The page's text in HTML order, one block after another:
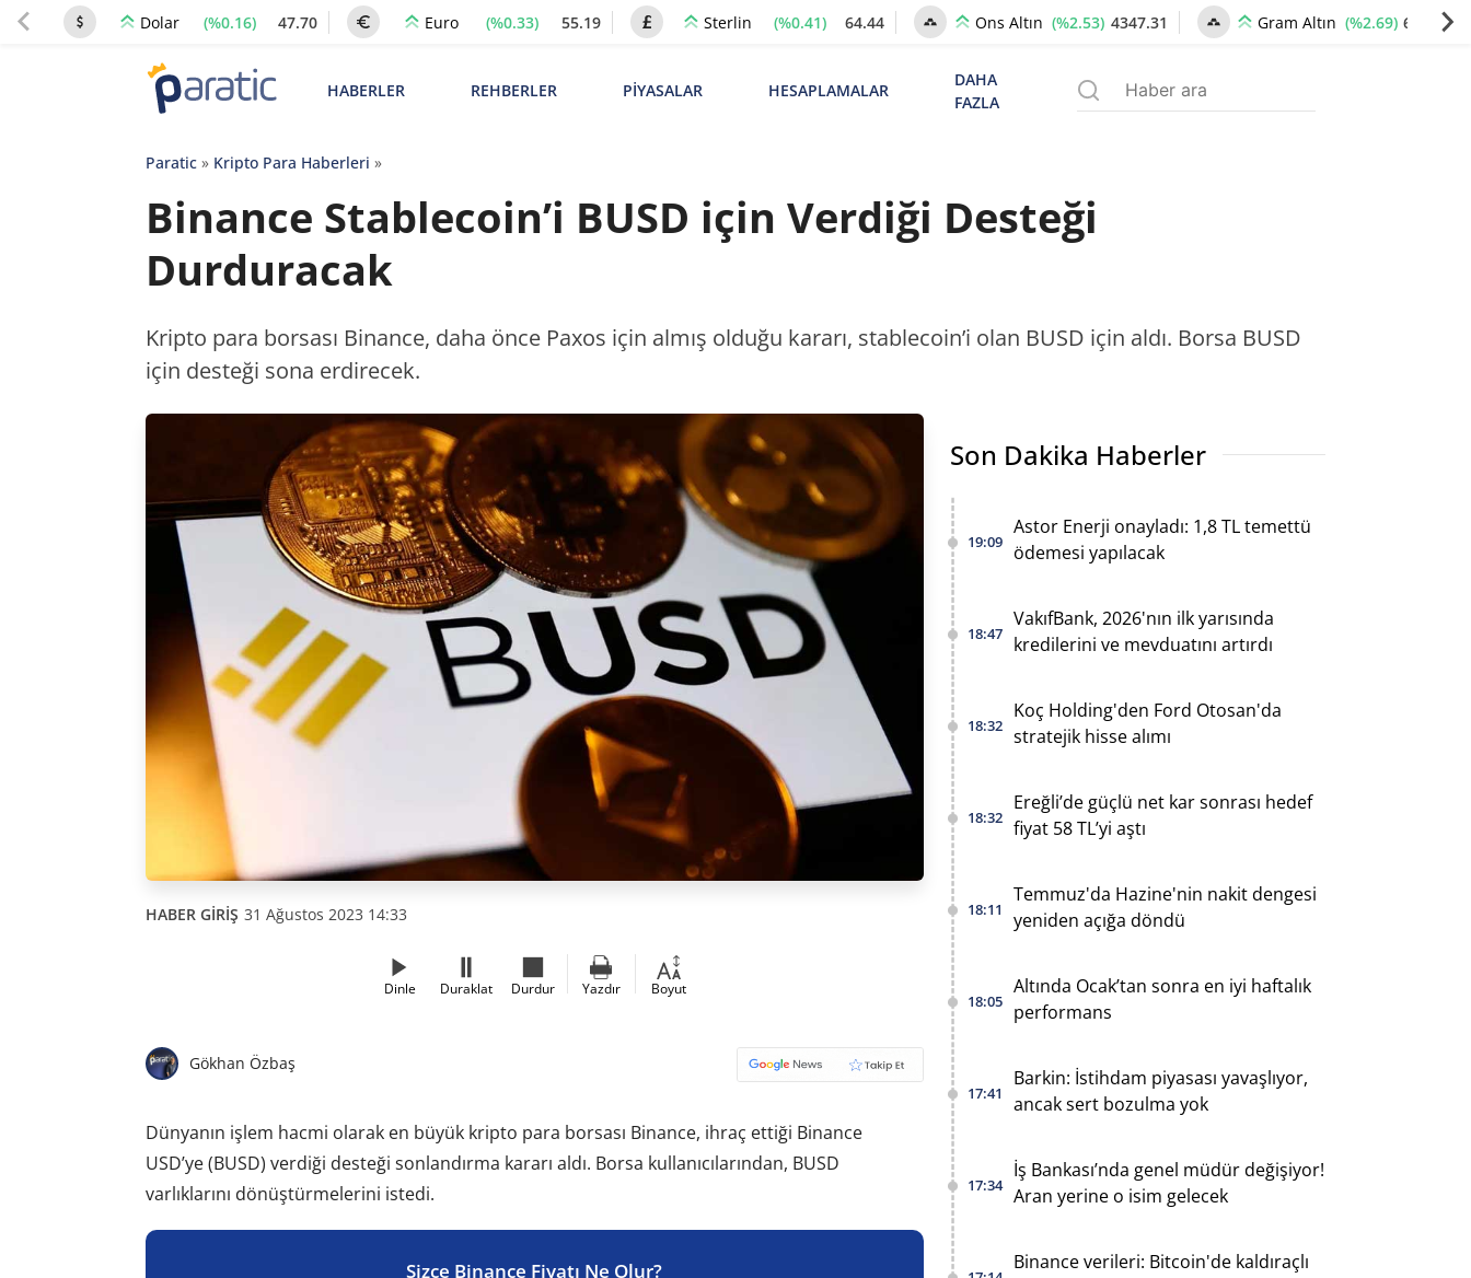
Dolar (%0.16) 47.70 Euro (%0.33) 55.19 Sterlin (%0.41) 64.44 Ons Altın (%2.53) 4347.31 Gram Altın (%2.69) 6667.44
HABERLER REHBERLER PİYASALAR HESAPLAMALAR
DAHA
FAZLA
Paratic» Kripto Para Haberleri »
Binance Stablecoin’i BUSD için Verdiği Desteği
Durduracak
Kripto para borsası Binance, daha önce Paxos için almış olduğu kararı, stablecoin’i olan BUSD için aldı. Borsa BUSD
için desteği sona erdirecek.
HABER GİRİŞ 31 Ağustos 2023 14:33
Dinle Duraklat Durdur Yazdır Boyut
Gökhan Özbaş
Dünyanın işlem hacmi olarak en büyük kripto para borsası Binance, ihraç ettiği Binance
USD’ye (BUSD) verdiği desteği sonlandırma kararı aldı. Borsa kullanıcılarından, BUSD
varlıklarını dönüştürmelerini istedi.
Sizce Binance Fiyatı Ne Olur?
Son Dakika Haberler
19:09
Astor Enerji onayladı: 1,8 TL temettü
ödemesi yapılacak
18:47
VakıfBank, 2026'nın ilk yarısında
kredilerini ve mevduatını artırdı
18:32
Koç Holding'den Ford Otosan'da
stratejik hisse alımı
18:32
Ereğli’de güçlü net kar sonrası hedef
fiyat 58 TL’yi aştı
18:11
Temmuz'da Hazine'nin nakit dengesi
yeniden açığa döndü
18:05
Altında Ocak’tan sonra en iyi haftalık
performans
17:41
Barkin: İstihdam piyasası yavaşlıyor,
ancak sert bozulma yok
17:34
İş Bankası’nda genel müdür değişiyor!
Aran yerine o isim gelecek
Binance verileri: Bitcoin'de kaldıraçlı